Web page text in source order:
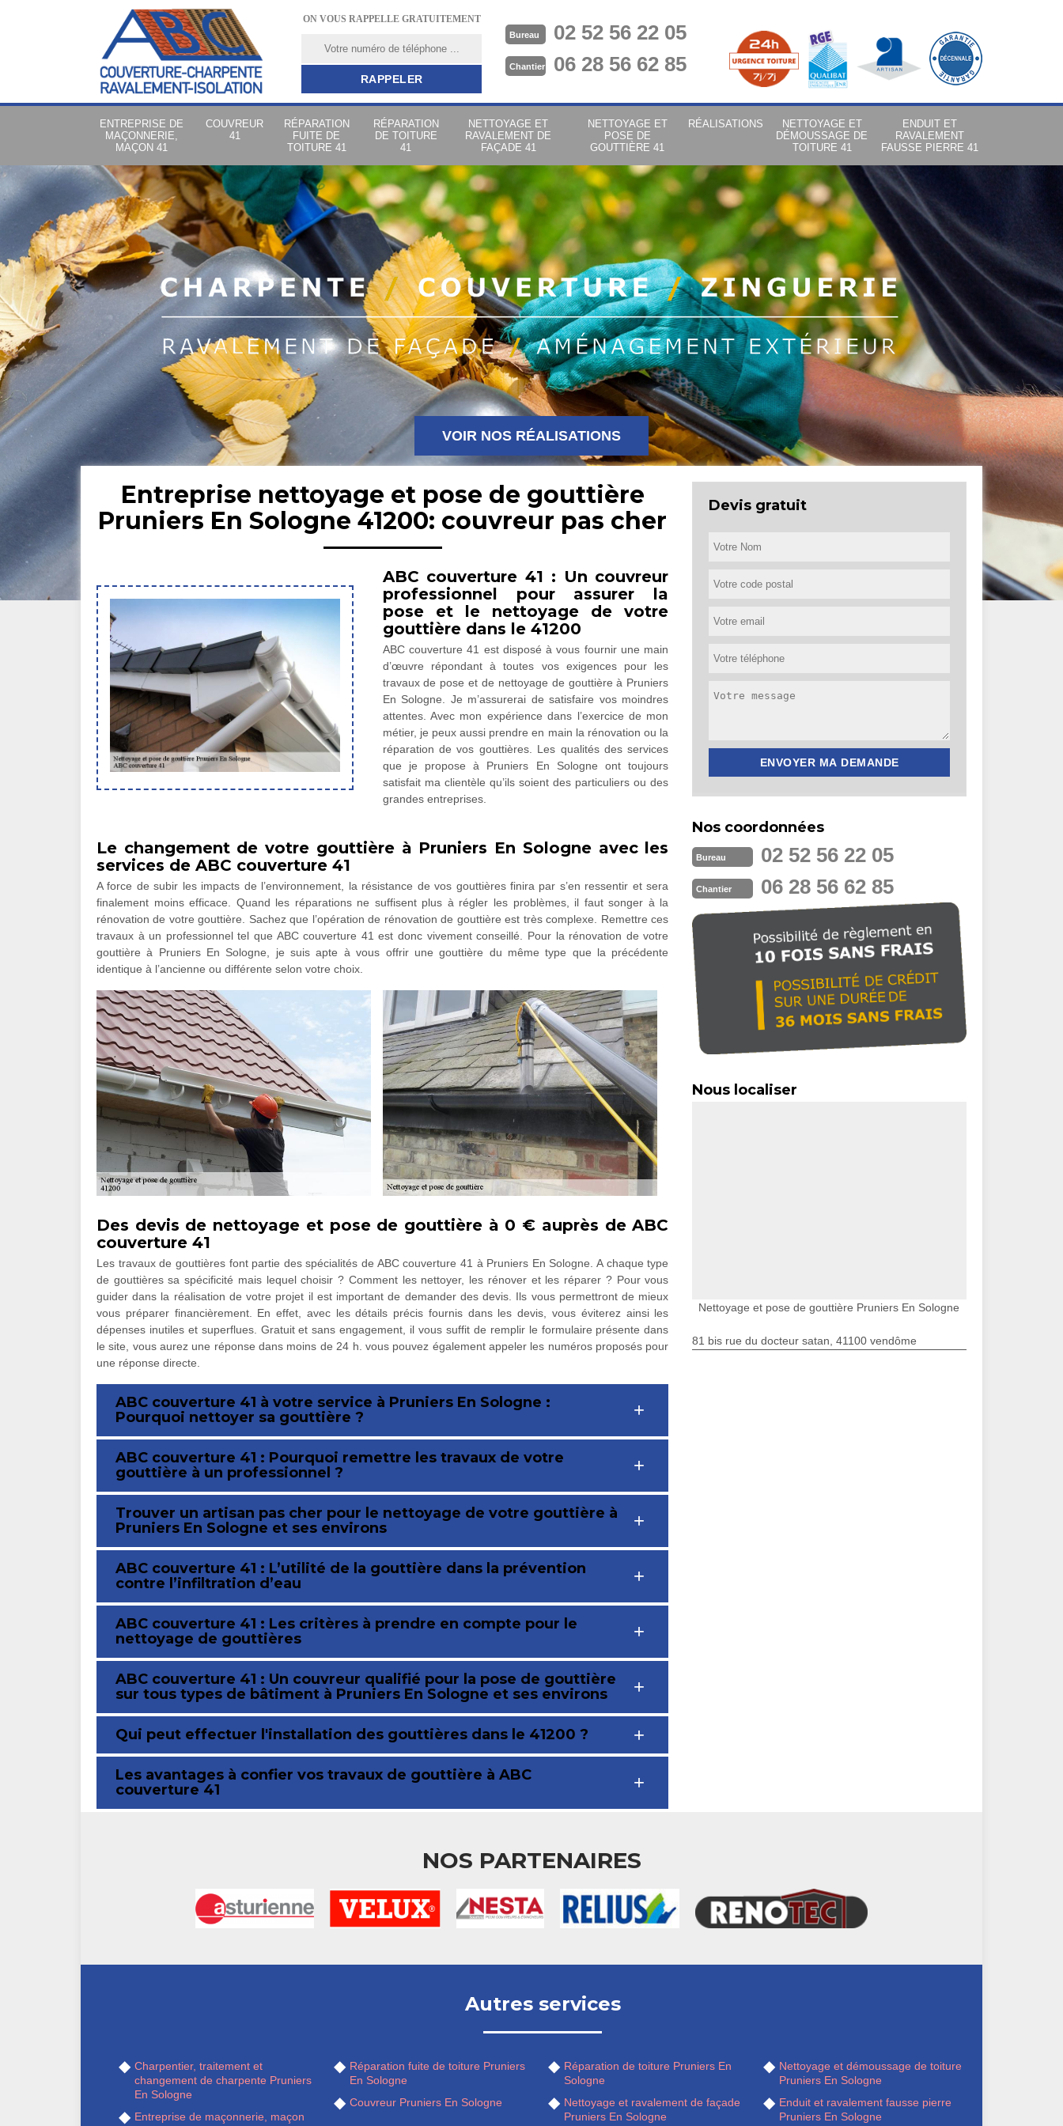
ON VOUS RAPPELLE GRATUITEMENT
Bureau 02 52 56 22 05
Chantier 06 28 56 62 85
ENTREPRISE DE
MAÇONNERIE,
MAÇON 41
COUVREUR
41
RÉPARATION
FUITE DE
TOITURE 41
RÉPARATION
DE TOITURE
41
NETTOYAGE ET
RAVALEMENT DE
FAÇADE 41
NETTOYAGE ET
POSE DE
GOUTTIÈRE 41
RÉALISATIONS
NETTOYAGE ET
DÉMOUSSAGE DE
TOITURE 41
ENDUIT ET
RAVALEMENT
FAUSSE PIERRE 41
VOIR NOS RÉALISATIONS
Entreprise nettoyage et pose de gouttière
Pruniers En Sologne 41200: couvreur pas cher
ABC couverture 41 : Un couvreur
professionnel pour assurer la
pose et le nettoyage de votre
gouttière dans le 41200
ABC couverture 41 est disposé à vous fournir une main
d’œuvre répondant à toutes vos exigences pour les
travaux de pose et de nettoyage de gouttière à Pruniers
En Sologne. Je m’assurerai de satisfaire vos moindres
attentes. Avec mon expérience dans l’exercice de mon
métier, je peux aussi prendre en main la rénovation ou la
réparation de vos gouttières. Les qualités des services
que je propose à Pruniers En Sologne ont toujours
satisfait ma clientèle qu’ils soient des particuliers ou des
grandes entreprises.
Le changement de votre gouttière à Pruniers En Sologne avec les
services de ABC couverture 41
A force de subir les impacts de l’environnement, la résistance de vos gouttières finira par s’en ressentir et sera
finalement moins efficace. Quand les réparations ne suffisent plus à régler les problèmes, il faut songer à la
rénovation de votre gouttière. Sachez que l’opération de rénovation de gouttière est très complexe. Remettre ces
travaux à un professionnel tel que ABC couverture 41 est donc vivement conseillé. Pour la rénovation de votre
gouttière à Pruniers En Sologne, je suis apte à vous offrir une gouttière du même type que la précédente
identique à l’ancienne ou différente selon votre choix.
Des devis de nettoyage et pose de gouttière à 0 € auprès de ABC
couverture 41
Les travaux de gouttières font partie des spécialités de ABC couverture 41 à Pruniers En Sologne. A chaque type
de gouttières sa spécificité mais lequel choisir ? Comment les nettoyer, les rénover et les réparer ? Pour vous
guider dans la réalisation de votre projet il est important de demander des devis. Ils vous permettront de mieux
vous préparer financièrement. En effet, avec les détails précis fournis dans les devis, vous éviterez ainsi les
dépenses inutiles et superflues. Gratuit et sans engagement, il vous suffit de remplir le formulaire présente dans
le site, vous aurez une réponse dans moins de 24 h. vous pouvez également appeler les numéros proposés pour
une réponse directe.
ABC couverture 41 à votre service à Pruniers En Sologne :
Pourquoi nettoyer sa gouttière ?
ABC couverture 41 : Pourquoi remettre les travaux de votre
gouttière à un professionnel ?
Trouver un artisan pas cher pour le nettoyage de votre gouttière à
Pruniers En Sologne et ses environs
ABC couverture 41 : L’utilité de la gouttière dans la prévention
contre l’infiltration d’eau
ABC couverture 41 : Les critères à prendre en compte pour le
nettoyage de gouttières
ABC couverture 41 : Un couvreur qualifié pour la pose de gouttière
sur tous types de bâtiment à Pruniers En Sologne et ses environs
Qui peut effectuer l'installation des gouttières dans le 41200 ?
Les avantages à confier vos travaux de gouttière à ABC
couverture 41
Devis gratuit
Nos coordonnées
Bureau 02 52 56 22 05
Chantier 06 28 56 62 85
Nous localiser
Nettoyage et pose de gouttière Pruniers En Sologne
81 bis rue du docteur satan, 41100 vendôme
NOS PARTENAIRES
Autres services
Charpentier, traitement et
changement de charpente Pruniers
En Sologne
Entreprise de maçonnerie, maçon
Réparation fuite de toiture Pruniers
En Sologne
Couvreur Pruniers En Sologne
Réparation de toiture Pruniers En
Sologne
Nettoyage et ravalement de façade
Pruniers En Sologne
Nettoyage et démoussage de toiture
Pruniers En Sologne
Enduit et ravalement fausse pierre
Pruniers En Sologne